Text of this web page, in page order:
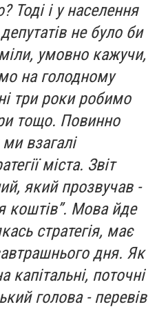
Тоді і у населення
не було би
умовно кажучи,
на голодному
три роки робимо
тощо. Повинно
взагалі
міста. Звіт
який прозвучав -
коштів”. Мова йде
стратегія, має
дня. Як
поточні
голова - перевів